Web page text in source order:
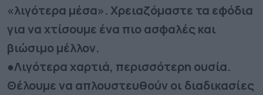
«λιγότερα μέσα». Χρειαζόμαστε τα εφόδια
για να χτίσουμε ένα πιο ασφαλές και
βιώσιμο μέλλον.
●Λιγότερα χαρτιά, περισσότερη ουσία.
Θέλουμε να απλουστευθούν οι διαδικασίες